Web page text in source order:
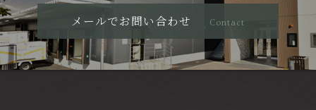
メールでお問い合わせ Contact